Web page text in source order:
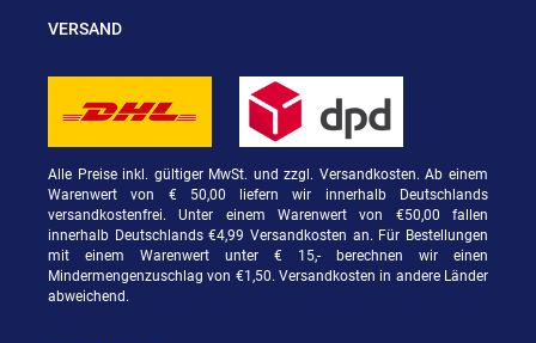
VERSAND
Alle Preise inkl. gültiger MwSt. und zzgl. Versandkosten. Ab einem
Warenwert von € 50,00 liefern wir innerhalb Deutschlands
versandkostenfrei. Unter einem Warenwert von €50,00 fallen
innerhalb Deutschlands €4,99 Versandkosten an. Für Bestellungen
mit einem Warenwert unter € 15,- berechnen wir einen
Mindermengenzuschlag von €1,50. Versandkosten in andere Länder
abweichend.